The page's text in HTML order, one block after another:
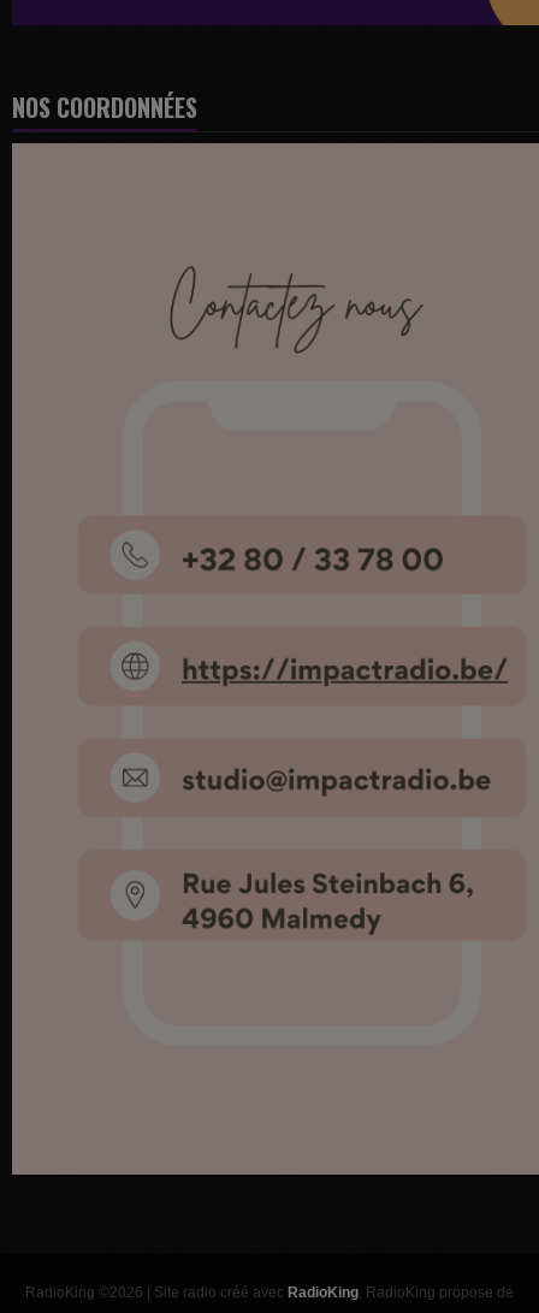
NOS COORDONNÉES
RadioKing ©2026 | Site radio créé avec RadioKing. RadioKing propose de